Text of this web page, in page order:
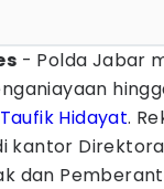
- Polda Jabar
Taufik Hidayat.
kantor
dan